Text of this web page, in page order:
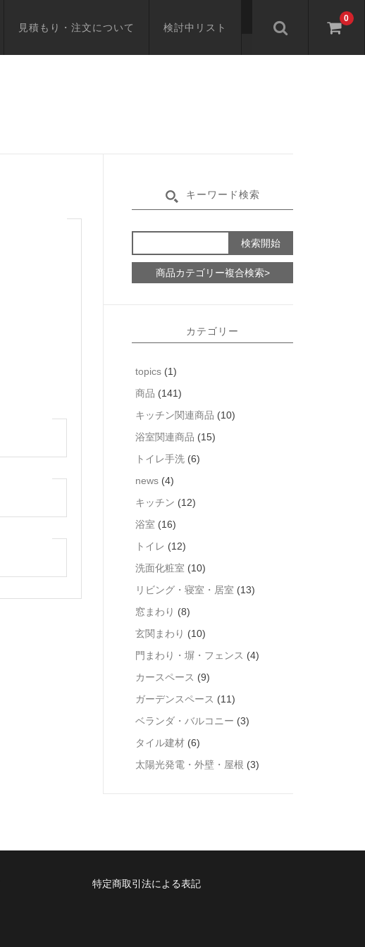
0
見積もり・注文について 検討中リスト
キーワード検索
商品カテゴリー複合検索>
カテゴリー
topics (1)
商品 (141)
キッチン関連商品 (10)
浴室関連商品 (15)
トイレ手洗 (6)
news (4)
キッチン (12)
浴室 (16)
トイレ (12)
洗面化粧室 (10)
リビング・寝室・居室 (13)
窓まわり (8)
玄関まわり (10)
門まわり・塀・フェンス (4)
カースペース (9)
ガーデンスペース (11)
ベランダ・バルコニー (3)
タイル建材 (6)
太陽光発電・外壁・屋根 (3)
特定商取引法による表記